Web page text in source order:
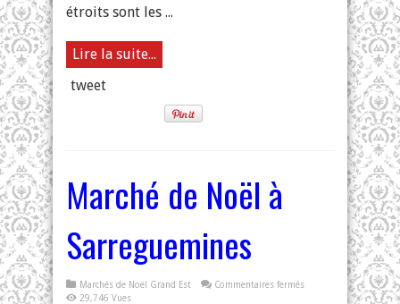
étroits sont les ...
Lire la suite...
tweet
Marché de Noël à
Sarreguemines
Marchés de Noël Grand Est Commentaires fermés
29,746 Vues